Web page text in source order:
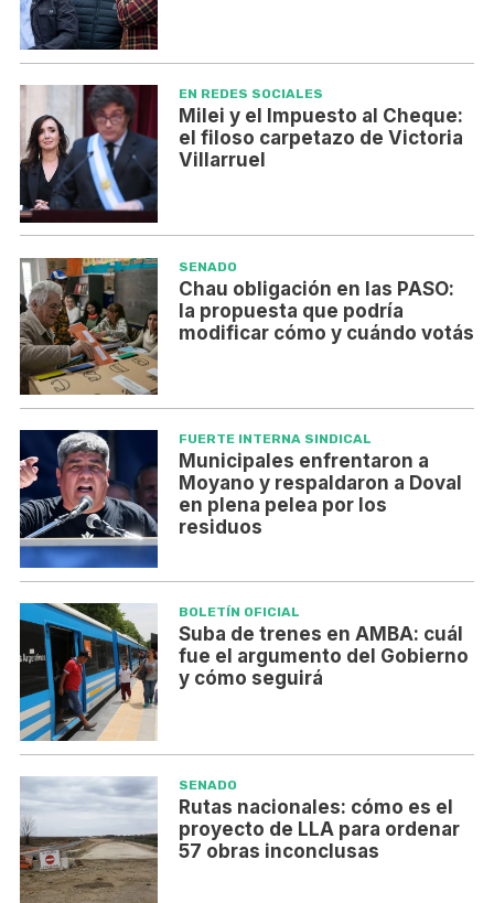
EN REDES SOCIALES
Milei y el Impuesto al Cheque:
el filoso carpetazo de Victoria
Villarruel
SENADO
Chau obligación en las PASO:
la propuesta que podría
modificar cómo y cuándo votás
FUERTE INTERNA SINDICAL
Municipales enfrentaron a
Moyano y respaldaron a Doval
en plena pelea por los
residuos
BOLETÍN OFICIAL
Suba de trenes en AMBA: cuál
fue el argumento del Gobierno
y cómo seguirá
SENADO
Rutas nacionales: cómo es el
proyecto de LLA para ordenar
57 obras inconclusas